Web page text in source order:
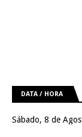
DATA / HORA
Sábado, 8 de